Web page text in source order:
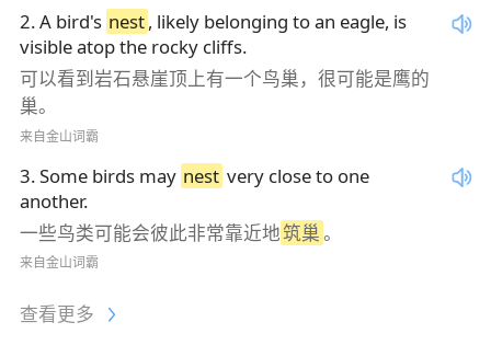
2.A bird's nest, likely belonging to an eagle, is
visible atop the rocky cliffs.
可以看到岩石悬崖顶上有一个鸟巢，很可能是鹰的
巢。
来自金山词霸
3.Some birds may nest very close to one
another.
一些鸟类可能会彼此非常靠近地筑巢。
来自金山词霸
查看更多